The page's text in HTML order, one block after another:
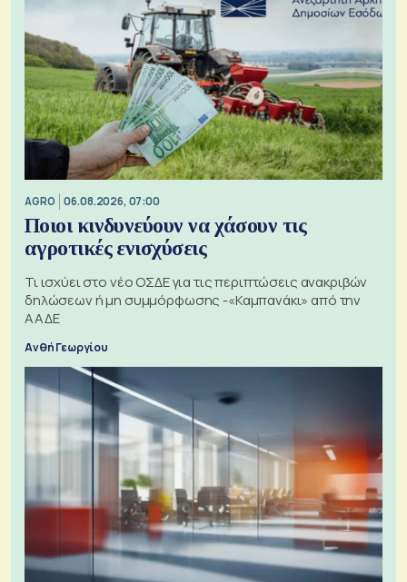
AGRO 06.08.2026, 07:00
Ποιοι κινδυνεύουν να χάσουν τις
αγροτικές ενισχύσεις
Τι ισχύει στο νέο ΟΣΔΕ για τις περιπτώσεις ανακριβών
δηλώσεων ή μη συμμόρφωσης -«Καμπανάκι» από την
ΑΑΔΕ
Ανθή Γεωργίου